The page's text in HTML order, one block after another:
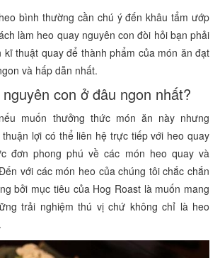
bình thường cần chú ý đến khâu tẩm ướp
làm heo quay nguyên con đòi hỏi bạn phải
kĩ thuật quay để thành phẩm của món ăn đạt
và hấp dẫn nhất.
con ở đâu ngon nhất?
muốn thưởng thức món ăn này nhưng
lợi có thể liên hệ trực tiếp với heo quay
đơn phong phú về các món heo quay và
với các món heo của chúng tôi chắc chắn
bởi mục tiêu của Hog Roast là muốn mang
trải nghiệm thú vị chứ không chỉ là heo